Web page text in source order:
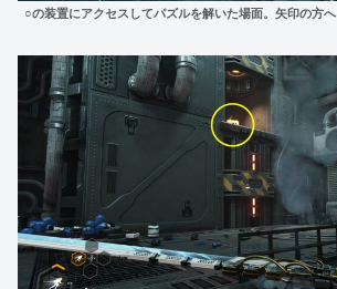
○の装置にアクセスしてパズルを解いた場面。矢印の方へ